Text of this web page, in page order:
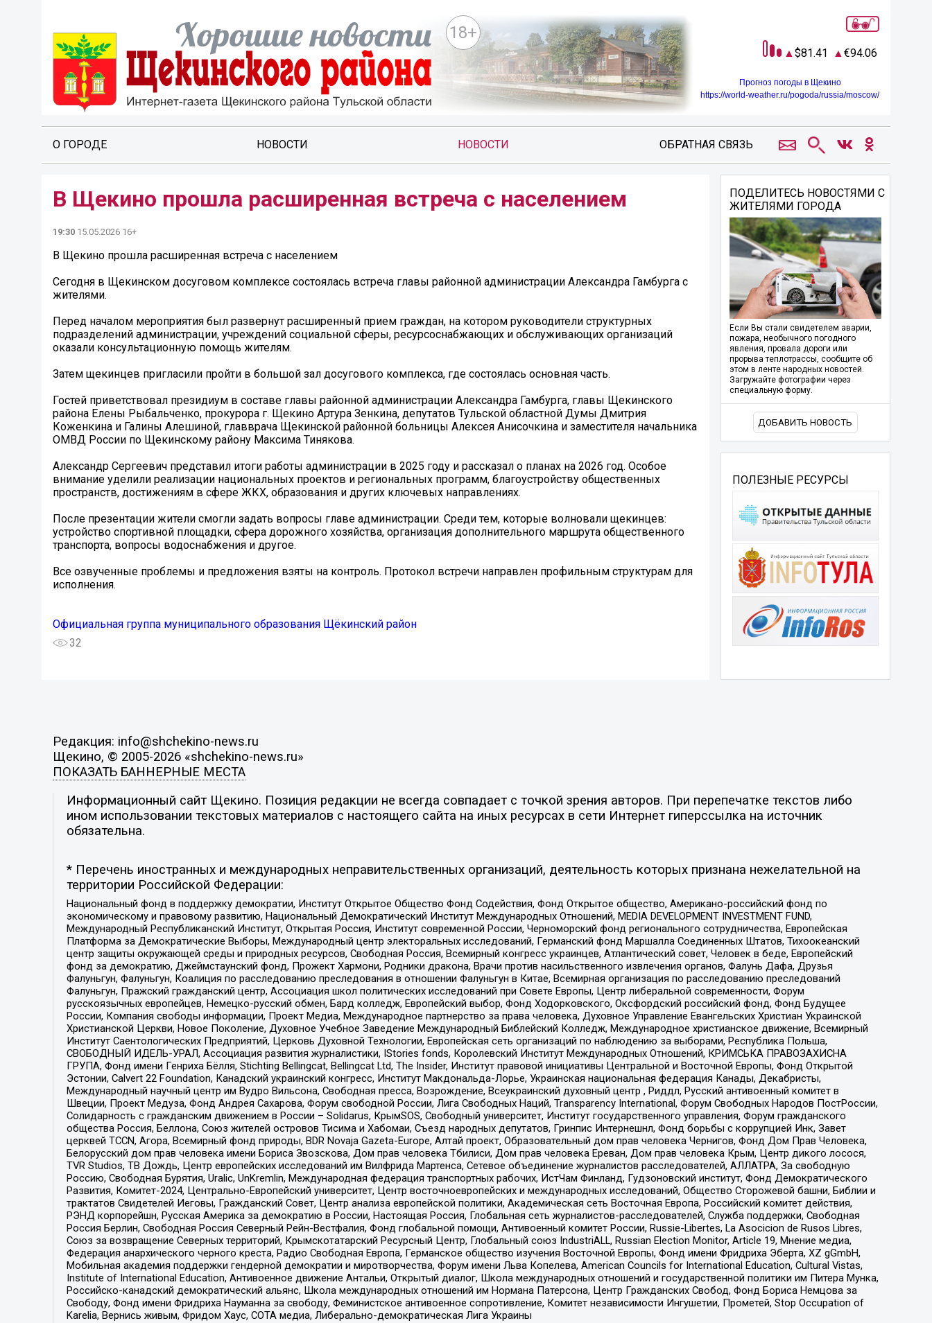
18+
81.41 94.06
Прогноз погоды в Щекино
https://world-weather.ru/pogoda/russia/moscow/
О ГОРОДЕ НОВОСТИ НОВОСТИ ОБРАТНАЯ СВЯЗЬ
В Щекино прошла расширенная встреча с населением
19:30 15.05.2026 16+
В Щекино прошла расширенная встреча с населением
Сегодня в Щекинском досуговом комплексе состоялась встреча главы районной администрации Александра Гамбурга с
жителями.
Перед началом мероприятия был развернут расширенный прием граждан, на котором руководители структурных
подразделений администрации, учреждений социальной сферы, ресурсоснабжающих и обслуживающих организаций
оказали консультационную помощь жителям.
Затем щекинцев пригласили пройти в большой зал досугового комплекса, где состоялась основная часть.
Гостей приветствовал президиум в составе главы районной администрации Александра Гамбурга, главы Щекинского
района Елены Рыбальченко, прокурора г. Щекино Артура Зенкина, депутатов Тульской областной Думы Дмитрия
Коженкина и Галины Алешиной, главврача Щекинской районной больницы Алексея Анисочкина и заместителя начальника
ОМВД России по Щекинскому району Максима Тинякова.
Александр Сергеевич представил итоги работы администрации в 2025 году и рассказал о планах на 2026 год. Особое
внимание уделили реализации национальных проектов и региональных программ, благоустройству общественных
пространств, достижениям в сфере ЖКХ, образования и других ключевых направлениях.
После презентации жители смогли задать вопросы главе администрации. Среди тем, которые волновали щекинцев:
устройство спортивной площадки, сфера дорожного хозяйства, организация дополнительного маршрута общественного
транспорта, вопросы водоснабжения и другое.
Все озвученные проблемы и предложения взяты на контроль. Протокол встречи направлен профильным структурам для
исполнения.
Официальная группа муниципального образования Щёкинский район
32
ПОДЕЛИТЕСЬ НОВОСТЯМИ С
ЖИТЕЛЯМИ ГОРОДА
Если Вы стали свидетелем аварии,
пожара, необычного погодного
явления, провала дороги или
прорыва теплотрассы, сообщите об
этом в ленте народных новостей.
Загружайте фотографии через
специальную форму.
ДОБАВИТЬ НОВОСТЬ
ПОЛЕЗНЫЕ РЕСУРСЫ
Редакция: info@shchekino-news.ru
Щекино, © 2005-2026 «shchekino-news.ru»
ПОКАЗАТЬ БАННЕРНЫЕ МЕСТА
Информационный сайт Щекино. Позиция редакции не всегда совпадает с точкой зрения авторов. При перепечатке текстов либо
ином использовании текстовых материалов с настоящего сайта на иных ресурсах в сети Интернет гиперссылка на источник
обязательна.
* Перечень иностранных и международных неправительственных организаций, деятельность которых признана нежелательной на
территории Российской Федерации:
Национальный фонд в поддержку демократии, Институт Открытое Общество Фонд Содействия, Фонд Открытое общество, Американо-российский фонд по
экономическому и правовому развитию, Национальный Демократический Институт Международных Отношений, MEDIA DEVELOPMENT INVESTMENT FUND,
Международный Республиканский Институт, Открытая Россия, Институт современной России, Черноморский фонд регионального сотрудничества, Европейская
Платформа за Демократические Выборы, Международный центр электоральных исследований, Германский фонд Маршалла Соединенных Штатов, Тихоокеанский
центр защиты окружающей среды и природных ресурсов, Свободная Россия, Всемирный конгресс украинцев, Атлантический совет, Человек в беде, Европейский
фонд за демократию, Джеймстаунский фонд, Прожект Хармони, Родники дракона, Врачи против насильственного извлечения органов, Фалунь Дафа, Друзья
Фалуньгун, Фалуньгун, Коалиция по расследованию преследования в отношении Фалуньгун в Китае, Всемирная организация по расследованию преследований
Фалуньгун, Пражский гражданский центр, Ассоциация школ политических исследований при Совете Европы, Центр либеральной современности, Форум
русскоязычных европейцев, Немецко-русский обмен, Бард колледж, Европейский выбор, Фонд Ходорковского, Оксфордский российский фонд, Фонд Будущее
России, Компания свободы информации, Проект Медиа, Международное партнерство за права человека, Духовное Управление Евангельских Христиан Украинской
Христианской Церкви, Новое Поколение, Духовное Учебное Заведение Международный Библейский Колледж, Международное христианское движение, Всемирный
Институт Саентологических Предприятий, Церковь Духовной Технологии, Европейская сеть организаций по наблюдению за выборами, Республика Польша,
СВОБОДНЫЙ ИДЕЛЬ-УРАЛ, Ассоциация развития журналистики, IStories fonds, Королевский Институт Международных Отношений, КРИМСЬКА ПРАВОЗАХИСНА
ГРУПА, Фонд имени Генриха Бёлля, Stichting Bellingcat, Bellingcat Ltd, The Insider, Институт правовой инициативы Центральной и Восточной Европы, Фонд Открытой
Эстонии, Calvert 22 Foundation, Канадский украинский конгресс, Институт Макдональда-Лорье, Украинская национальная федерация Канады, Декабристы,
Международный научный центр им Вудро Вильсона, Свободная пресса, Возрождение, Всеукраинский духовный центр , Риддл, Русский антивоенный комитет в
Швеции, Проект Медуза, Фонд Андрея Сахарова, Форум свободной России, Лига Свободных Наций, Transparеncy International, Форум Свободных Народов ПостРоссии,
Солидарность с гражданским движением в России – Solidarus, КрымSOS, Свободный университет, Институт государственного управления, Форум гражданского
общества Россия, Беллона, Союз жителей островов Тисима и Хабомаи, Съезд народных депутатов, Гринпис Интернешнл, Фонд борьбы с коррупцией Инк, Завет
церквей TCCN, Агора, Всемирный фонд природы, BDR Novaja Gazeta-Europe, Алтай проект, Образовательный дом прав человека Чернигов, Фонд Дом Прав Человека,
Белорусский дом прав человека имени Бориса Звозскова, Дом прав человека Тбилиси, Дом прав человека Ереван, Дом прав человека Крым, Центр дикого лосося,
TVR Studios, ТВ Дождь, Центр европейских исследований им Вилфрида Мартенса, Сетевое объединение журналистов расследователей, АЛЛАТРА, За свободную
Россию, Свободная Бурятия, Uralic, UnKremlin, Международная федерация транспортных рабочих, ИстЧам Финланд, Гудзоновский институт, Фонд Демократического
Развития, Комитет-2024, Центрально-Европейский университет, Центр восточноевропейских и международных исследований, Общество Сторожевой башни, Библии и
трактатов Свидетелей Иеговы, Гражданский Совет, Центр анализа европейской политики, Академическая сеть Восточная Европа, Российский комитет действия,
РЭНД корпорейшн, Русская Америка за демократию в России, Настоящая Россия, Глобальная сеть журналистов-расследователей, Служба поддержки, Свободная
Россия Берлин, Свободная Россия Северный Рейн-Вестфалия, Фонд глобальной помощи, Антивоенный комитет России, Russie-Libertes, La Asocicion de Rusos Libres,
Союз за возвращение Северных территорий, Крымскотатарский Ресурсный Центр, Глобальный союз IndustriALL, Russian Election Monitor, Article 19, Мнение медиа,
Федерация анархического черного креста, Радио Свободная Европа, Германское общество изучения Восточной Европы, Фонд имени Фридриха Эберта, XZ gGmbH,
Мобильная академия поддержки гендерной демократии и миротворчества, Форум имени Льва Копелева, American Councils for International Education, Cultural Vistas,
Institute of International Education, Антивоенное движение Антальи, Открытый диалог, Школа международных отношений и государственной политики им Питера Мунка,
Российско-канадский демократический альянс, Школа международных отношений им Нормана Патерсона, Центр Гражданских Свобод, Фонд Бориса Немцова за
Свободу, Фонд имени Фридриха Науманна за свободу, Феминистское антивоенное сопротивление, Комитет независимости Ингушетии, Прометей, Stop Occupation of
Karelia, Вернись живым, Фридом Хаус, СОТА медиа, Либерально-демократическая Лига Украины